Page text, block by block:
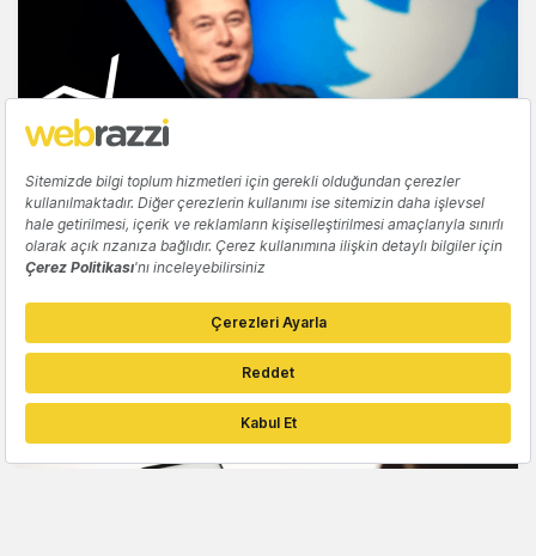
TEKNOLOJI
SEC, Twitter satın alımını zamanında
açıklamadığı için Elon Musk'a dava açtı
Gözde Ulukan